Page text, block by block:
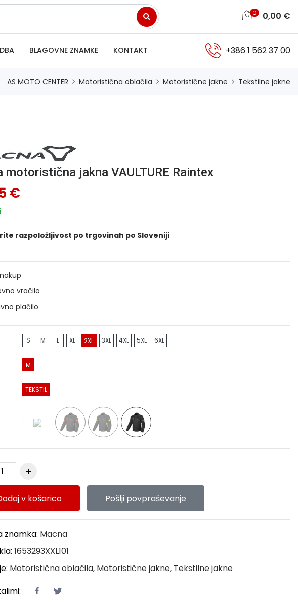
0 0,00 €
BLAGOVNE ZNAMKE KONTAKT +386 1 562 37 00
AS MOTO CENTER Motoristična oblačila Motoristične jakne Tekstilne jakne
motoristična jakna VAULTURE Raintex
€
razpoložljivost po trgovinah po Sloveniji
vračilo
plačilo
S M L XL 2XL 3XL 4XL 5XL 6XL
M
TEKSTIL
v košarico Pošlji povpraševanje
znamka: Macna
1653293XXL101
Motoristična oblačila, Motoristične jakne, Tekstilne jakne